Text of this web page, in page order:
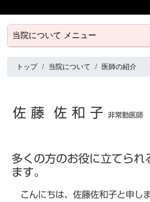
当院について メニュー
トップ 当院について 医師の紹介
佐 藤 佐 和 子 非常勤医師
多くの方のお役に立てられ
ます。
こんにちは、佐藤佐和子と申しま